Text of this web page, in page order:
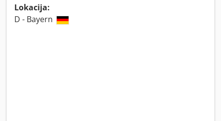
Lokacija:
D - Bayern